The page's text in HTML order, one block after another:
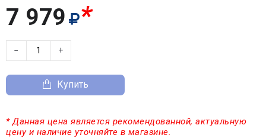
7 979 *
− +
Купить
* Данная цена является рекомендованной, актуальную
цену и наличие уточняйте в магазине.